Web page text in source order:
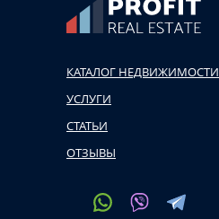
КАТАЛОГ НЕДВИЖИМОСТИ
УСЛУГИ
СТАТЬИ
ОТЗЫВЫ